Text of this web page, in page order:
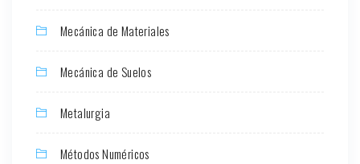
Mecánica de Materiales
Mecánica de Suelos
Metalurgia
Métodos Numéricos